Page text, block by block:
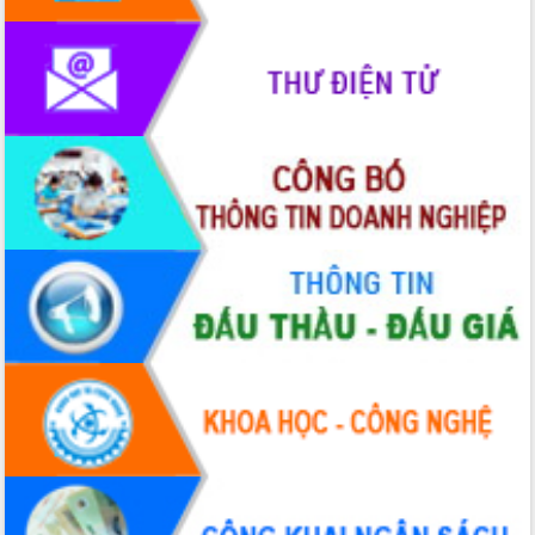
phát triển mới
Thường trực HĐND tỉnh Đắk Lắk gặp
mặt Đoàn chuyên gia y tế TP. Hồ Chí
Lễ truy điệu và an táng hài cốt liệt sĩ
tại Nghĩa trang Liệt sĩ xã Sơn Hòa
Bàn giải pháp tháo gỡ khó khăn trong
xuất khẩu sầu riêng và triển khai quy
định EUDR
Thứ trưởng Bộ Nông nghiệp và Môi
trường Nguyễn Hoàng Hiệp khảo sát
vùng trồng và doanh nghiệp đóng gói
sầu riêng tại Đắk Lắk
Trình diễn nghệ thuật chế biến các
món ăn từ sầu riêng
Đắk Lắk công bố Quy hoạch và xúc
tiến đầu tư tỉnh
Ngành cá ngừ Đắk Lắk chủ động thích
ứng để giữ vững thị trường xuất khẩu
Diễn đàn Kinh tế tư nhân Việt Nam đột